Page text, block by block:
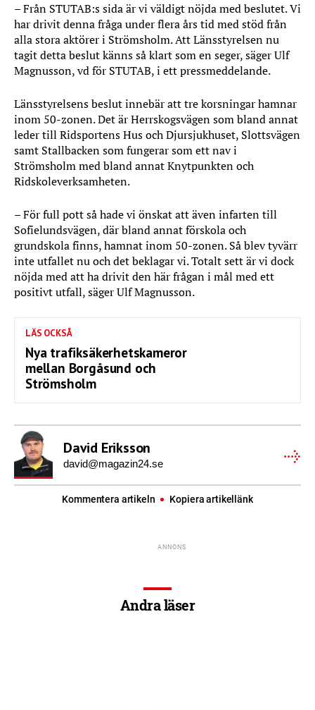
– Från STUTAB:s sida är vi väldigt nöjda med beslutet. Vi
har drivit denna fråga under flera års tid med stöd från
alla stora aktörer i Strömsholm. Att Länsstyrelsen nu
tagit detta beslut känns så klart som en seger, säger Ulf
Magnusson, vd för STUTAB, i ett pressmeddelande.
Länsstyrelsens beslut innebär att tre korsningar hamnar
inom 50-zonen. Det är Herrskogsvägen som bland annat
leder till Ridsportens Hus och Djursjukhuset, Slottsvägen
samt Stallbacken som fungerar som ett nav i
Strömsholm med bland annat Knytpunkten och
Ridskoleverksamheten.
– För full pott så hade vi önskat att även infarten till
Sofielundsvägen, där bland annat förskola och
grundskola finns, hamnat inom 50-zonen. Så blev tyvärr
inte utfallet nu och det beklagar vi. Totalt sett är vi dock
nöjda med att ha drivit den här frågan i mål med ett
positivt utfall, säger Ulf Magnusson.
LÄS OCKSÅ
Nya trafiksäkerhetskameror
mellan Borgåsund och
Strömsholm
David Eriksson
david@magazin24.se
Kommentera artikeln Kopiera artikellänk
Andra läser